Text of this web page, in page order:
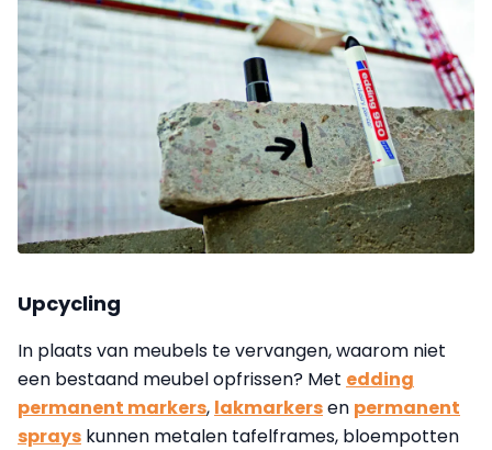
Upcycling
In plaats van meubels te vervangen, waarom niet
een bestaand meubel opfrissen? Met edding
permanent markers, lakmarkersen permanent
sprays kunnen metalen tafelframes, bloempotten